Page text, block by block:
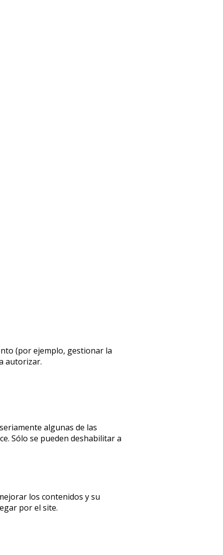
(por ejemplo, gestionar la
autorizar.
algunas de las
Sólo se pueden deshabilitar a
los contenidos y su
por el site.